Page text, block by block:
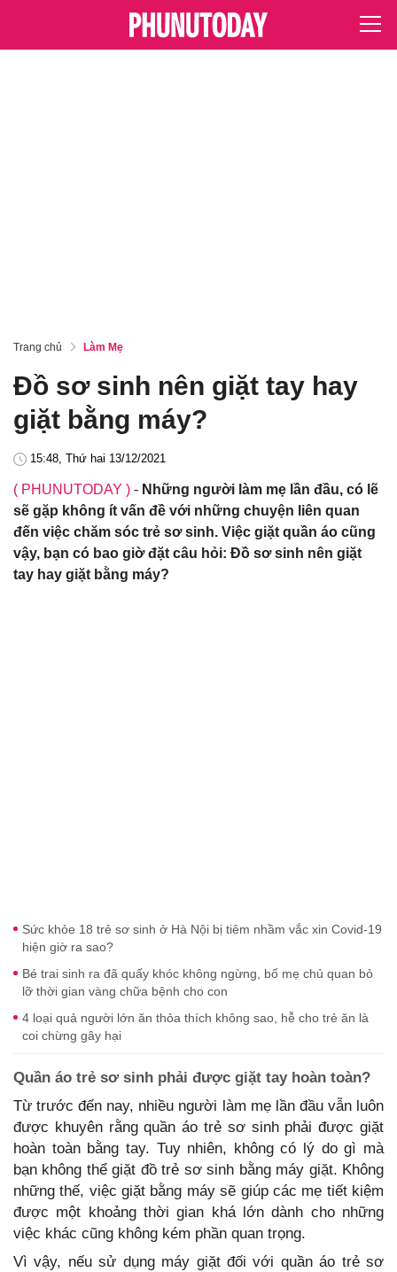
Trang chủ Làm Mẹ
Đồ sơ sinh nên giặt tay hay
giặt bằng máy?
15:48, Thứ hai 13/12/2021
( PHUNUTODAY ) - Những người làm mẹ lần đầu, có lẽ
sẽ gặp không ít vấn đề với những chuyện liên quan
đến việc chăm sóc trẻ sơ sinh. Việc giặt quần áo cũng
vậy, bạn có bao giờ đặt câu hỏi: Đồ sơ sinh nên giặt
tay hay giặt bằng máy?
Sức khỏe 18 trẻ sơ sinh ở Hà Nội bị tiêm nhầm vắc xin Covid-19
hiện giờ ra sao?
Bé trai sinh ra đã quấy khóc không ngừng, bố mẹ chủ quan bỏ
lỡ thời gian vàng chữa bệnh cho con
4 loại quả người lớn ăn thỏa thích không sao, hễ cho trẻ ăn là
coi chừng gây hại
Quần áo trẻ sơ sinh phải được giặt tay hoàn toàn?
Từ trước đến nay, nhiều người làm mẹ lần đầu vẫn luôn
được khuyên rằng quần áo trẻ sơ sinh phải được giặt
hoàn toàn bằng tay. Tuy nhiên, không có lý do gì mà
bạn không thể giặt đồ trẻ sơ sinh bằng máy giặt. Không
những thế, việc giặt bằng máy sẽ giúp các mẹ tiết kiệm
được một khoảng thời gian khá lớn dành cho những
việc khác cũng không kém phần quan trọng.
Vì vậy, nếu sử dụng máy giặt đối với quần áo trẻ sơ